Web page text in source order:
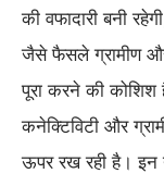
की वफादारी बनी
जैसे फैसले ग्रामीण
पूरा करने की
कनेक्टिविटी और
ऊपर रख रही है। इन